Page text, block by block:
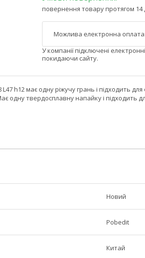
повернення товару протягом 14
У компанії підключені
покидаючи сайту.
h12 має одну ріжучу грань і підходить
одну твердосплавну напайку і підходить
Новий
Pobedit
Китай